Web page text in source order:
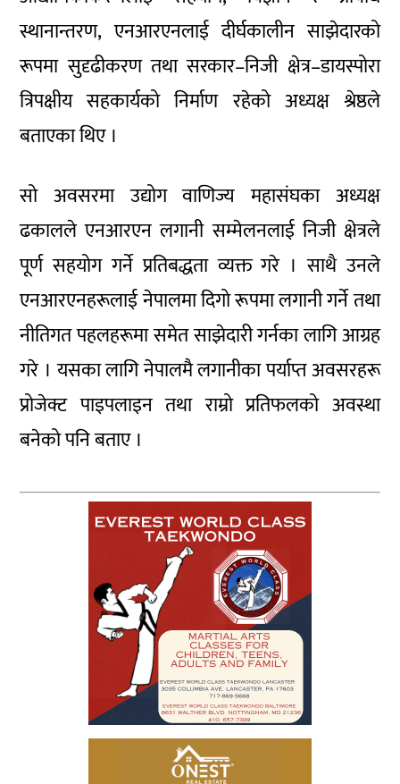
स्थानान्तरण, एनआरएनलाई दीर्घकालीन साझेदारको
रूपमा सुदृढीकरण तथा सरकार–निजी क्षेत्र–डायस्पोरा
त्रिपक्षीय सहकार्यको निर्माण रहेको अध्यक्ष श्रेष्ठले
बताएका थिए ।
सो अवसरमा उद्योग वाणिज्य महासंघका अध्यक्ष
ढकालले एनआरएन लगानी सम्मेलनलाई निजी क्षेत्रले
पूर्ण सहयोग गर्ने प्रतिबद्धता व्यक्त गरे । साथै उनले
एनआरएनहरूलाई नेपालमा दिगो रूपमा लगानी गर्ने तथा
नीतिगत पहलहरूमा समेत साझेदारी गर्नका लागि आग्रह
गरे । यसका लागि नेपालमै लगानीका पर्याप्त अवसरहरू
प्रोजेक्ट पाइपलाइन तथा राम्रो प्रतिफलको अवस्था
बनेको पनि बताए ।